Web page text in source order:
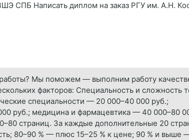
СПБ Написать диплом на заказ РГУ им. А.Н.
Мы поможем — выполним работу
факторов: Специальность и сложность
специальности — 20 000–40 000 руб.;
руб.; медицина и фармацевтика — 40 000–80
страниц. За каждые дополнительные 20
80–90 % — плюс 15–25 % к цене; 90 % и выше